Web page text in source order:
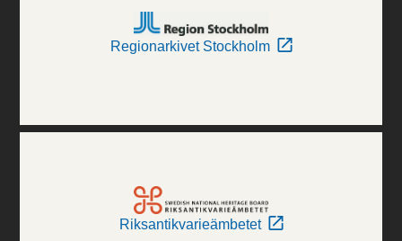
Regionarkivet Stockholm
Riksantikvarieämbetet